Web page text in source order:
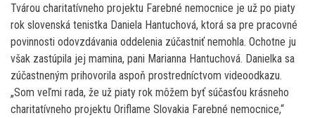
Tvárou charitatívneho projektu Farebné nemocnice je už po piaty
rok slovenská tenistka Daniela Hantuchová, ktorá sa pre pracovné
povinnosti odovzdávania oddelenia zúčastniť nemohla. Ochotne ju
však zastúpila jej mamina, pani Marianna Hantuchová. Danielka sa
zúčastneným prihovorila aspoň prostredníctvom videoodkazu.
„Som veľmi rada, že už piaty rok môžem byť súčasťou krásneho
charitatívneho projektu Oriflame Slovakia Farebné nemocnice,“